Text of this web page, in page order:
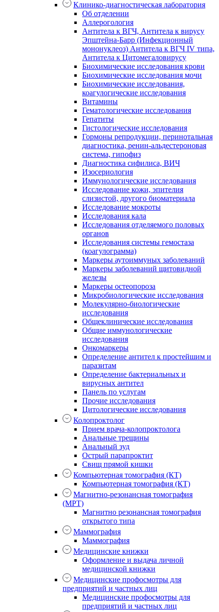
Клинико-диагностическая лаборатория
Об отделении
Аллерогология
Антитела к ВГЧ, Антитела к вирусу
Эпштейна-Барр (Инфекционный
мононуклеоз) Антитела к ВГЧ IV типа,
Антитела к Цитомегаловирусу
Биохимические исследования крови
Биохимические исследования мочи
Биохимические исследования,
коагулогические исследования
Витамины
Гематологические исследования
Гепатиты
Гистологические исследования
Гормоны репродукции, перинотальная
диагностика, ренин-альдестероновая
система, гипофиз
Диагностика сифилиса, ВИЧ
Изосериология
Иммунологические исследования
Исследование кожи, эпителия
слизистой, другого биоматериала
Исследование мокроты
Исследования кала
Исследования отделяемого половых
органов
Исследования системы гемостаза
(коагулограмма)
Маркеры аутоиммуных заболеваний
Маркеры заболеваний щитовидной
железы
Маркеры остеопороза
Микробиологические исследования
Молекулярно-биологические
исследования
Общеклинические исследования
Общие иммунологические
исследования
Онкомаркеры
Определение антител к простейшим и
паразитам
Определение бактериальных и
вирусных антител
Панель по услугам
Прочие исследования
Цитологические исследования
Колопроктолог
Прием врача-колопроктолога
Анальные трещины
Анальный зуд
Острый парапроктит
Свищ прямой кишки
Компьютерная томография (КТ)
Компьютерная томография (КТ)
Магнитно-резонансная томография
(МРТ)
Магнитно резонансная томография
открытого типа
Маммография
Маммография
Медицинские книжки
Оформление и выдача личной
медицинской книжки
Медицинские профосмотры для
предприятий и частных лиц
Медицинские профосмотры для
предприятий и частных лиц